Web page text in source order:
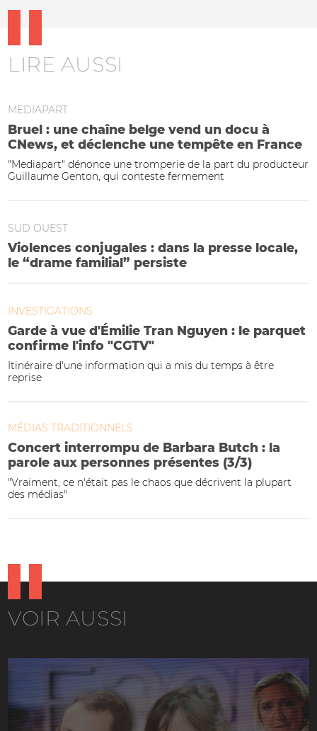
LIRE AUSSI
MEDIAPART
Bruel : une chaîne belge vend un docu à
CNews, et déclenche une tempête en France
"Mediapart" dénonce une tromperie de la part du producteur
Guillaume Genton, qui conteste fermement
SUD OUEST
Violences conjugales : dans la presse locale,
le “drame familial” persiste
INVESTIGATIONS
Garde à vue d'Émilie Tran Nguyen : le parquet
confirme l'info "CGTV"
Itinéraire d'une information qui a mis du temps à être
reprise
MÉDIAS TRADITIONNELS
Concert interrompu de Barbara Butch : la
parole aux personnes présentes (3/3)
"Vraiment, ce n'était pas le chaos que décrivent la plupart
des médias"
VOIR AUSSI